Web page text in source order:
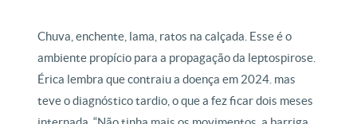
Chuva, enchente, lama, ratos na calçada. Esse é o
ambiente propício para a propagação da leptospirose.
Érica lembra que contraiu a doença em 2024. mas
teve o diagnóstico tardio, o que a fez ficar dois meses